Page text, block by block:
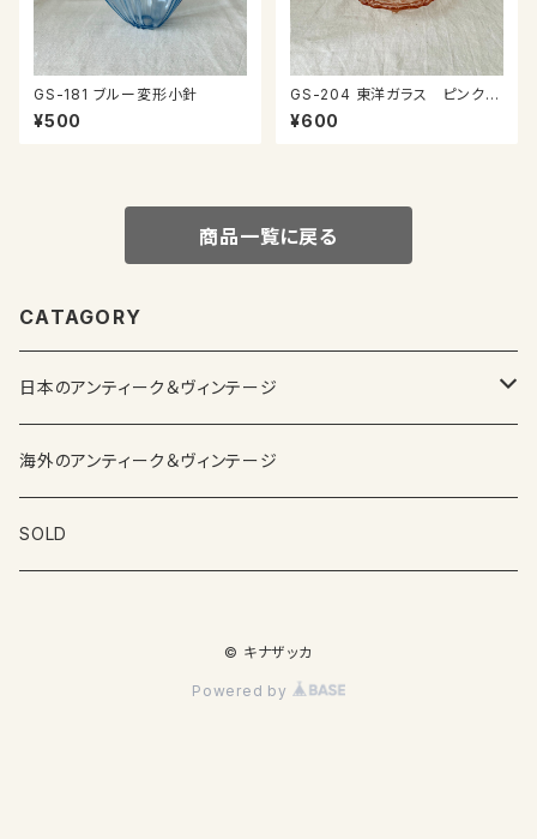
GS-181 ブルー変形小針
¥500
GS-204 東洋ガラス ピンクガ
ラスのプレート
¥600
商品一覧に戻る
CATAGORY
日本のアンティーク＆ヴィンテージ
カップ＆ソーサー
ガラス製品
海外のアンティーク＆ヴィンテージ
SOLD
© キナザッカ
Powered by